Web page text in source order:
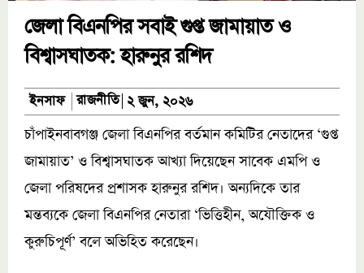
জেলা বিএনপির সবাই গুপ্ত জামায়াত ও
বিশ্বাসঘাতক: হারুনুর রশিদ
ইনসাফ রাজনীতি ২ জুন, ২০২৬
চাঁপাইনবাবগঞ্জ জেলা বিএনপির বর্তমান কমিটির নেতাদের ‘গুপ্ত
জামায়াত’ ও বিশ্বাসঘাতক আখ্যা দিয়েছেন সাবেক এমপি ও
জেলা পরিষদের প্রশাসক হারুনুর রশিদ। অন্যদিকে তার
মন্তব্যকে জেলা বিএনপির নেতারা ‘ভিত্তিহীন, অযৌক্তিক ও
কুরুচিপূর্ণ’ বলে অভিহিত করেছেন।